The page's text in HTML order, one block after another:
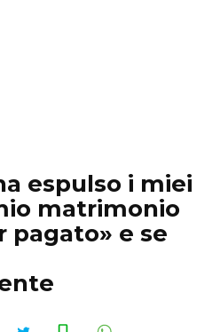
espulso i miei
matrimonio
pagato» e se